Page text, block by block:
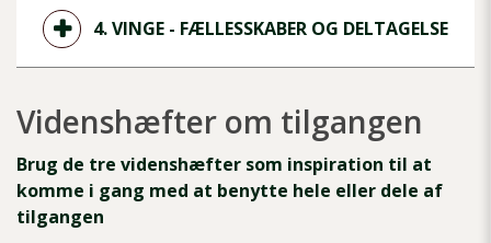
4. VINGE - FÆLLESSKABER OG DELTAGELSE
Videnshæfter om tilgangen
Brug de tre videnshæfter som inspiration til at
komme i gang med at benytte hele eller dele af
tilgangen